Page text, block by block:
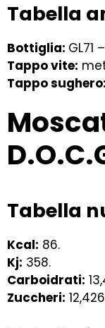
Tabella
Bottiglia: GL71
Tappo vite:
Tappo sughero:
Tabella
Kcal: 86.
Kj: 358.
Carboidrati:
Zuccheri: